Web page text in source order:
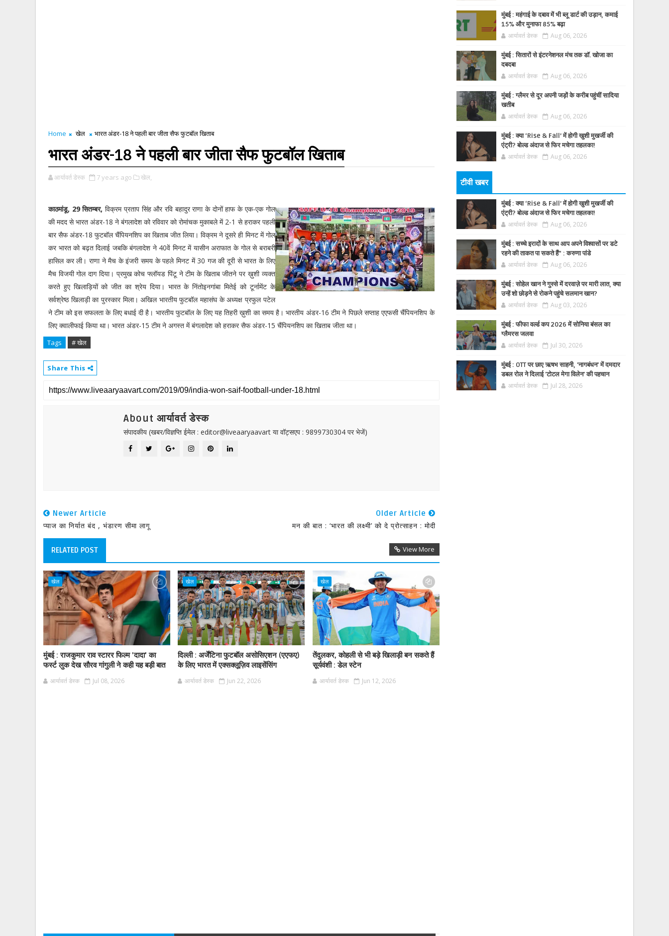
Home खेल भारत अंडर-18 ने पहली बार जीता सैफ फुटबॉल खिताब
भारत अंडर-18 ने पहली बार जीता सैफ फुटबॉल खिताब
आर्यावर्त डेस्क 7 years ago खेल,
काठमांडू, 29 सितम्बर,विक्रम प्रताप सिंह और रवि बहादुर राणा के दोनों हाफ के एक-एक गोल
की मदद से भारत अंडर-18 ने बंगलादेश को रविवार को रोमांचक मुकाबले में 2-1 से हराकर पहली
बार सैफ अंडर-18 फुटबॉल चैंपियनशिप का खिताब जीत लिया। विक्रम ने दूसरे ही मिनट में गोल
कर भारत को बढ़त दिलाई जबकि बंगलादेश ने 40वें मिनट में यासीन अराफात के गोल से बराबरी
हासिल कर ली। राणा ने मैच के इंजरी समय के पहले मिनट में 30 गज की दूरी से भारत के लिए
मैच विजयी गोल दाग दिया। प्रमुख कोच फ्लॉयड पिंटू ने टीम के खिताब जीतने पर ख़ुशी व्यक्त
करते हुए खिलाड़ियों को जीत का श्रेय दिया। भारत के निंतोइनगांबा मितेई को टूर्नामेंट के
सर्वश्रेष्ठ खिलाड़ी का पुरस्कार मिला। अखिल भारतीय फुटबॉल महासंघ के अध्यक्ष प्रफुल पटेल
ने टीम को इस सफलता के लिए बधाई दी है। भारतीय फुटबॉल के लिए यह तिहरी ख़ुशी का समय है। भारतीय अंडर-16 टीम ने पिछले सप्ताह एएफसी चैंपियनशिप के
लिए क्वालीफाई किया था। भारत अंडर-15 टीम ने अगस्त में बंगलादेश को हराकर सैफ अंडर-15 चैंपियनशिप का खिताब जीता था।
Tags # खेल
Share This
About आर्यावर्त डेस्क
संपादकीय (खबर/विज्ञप्ति ईमेल : editor@liveaaryaavart या वॉट्सएप : 9899730304 पर भेजें)
Newer Article
प्याज का निर्यात बंद , भंडारण सीमा लागू
Older Article
मन की बात : ‘भारत की लक्ष्मी’ काे दे प्रोत्साहन : मोदी
RELATED POST View More
खेल
मुंबई : राजकुमार राव स्टारर फिल्म 'दादा' का
फर्स्ट लुक देख सौरव गांगुली ने कही यह बड़ी बात
आर्यावर्त डेस्क Jul 08, 2026
खेल
दिल्ली : अर्जेंटिना फुटबॉल असोसिएशन (एएफए)
के लिए भारत में एक्सक्लूज़िव लाइसेंसिंग
आर्यावर्त डेस्क Jun 22, 2026
खेल
तेंदुलकर, कोहली से भी बड़े खिलाड़ी बन सकते हैं
सूर्यवंशी : डेल स्टेन
आर्यावर्त डेस्क Jun 12, 2026
मुंबई : महंगाई के दबाव में भी ब्लू डार्ट की उड़ान, कमाई
15% और मुनाफा 85% बढ़ा
आर्यावर्त डेस्क Aug 06, 2026
मुंबई : सितारों से इंटरनेशनल मंच तक डॉ. खोजा का
दबदबा
आर्यावर्त डेस्क Aug 06, 2026
मुंबई : ग्लैमर से दूर अपनी जड़ों के करीब पहुंचीं सादिया
खतीब
आर्यावर्त डेस्क Aug 06, 2026
मुंबई : क्या ‘Rise & Fall’ में होगी खुशी मुखर्जी की
एंट्री? बोल्ड अंदाज से फिर मचेगा तहलका!
आर्यावर्त डेस्क Aug 06, 2026
टीवी खबर
मुंबई : क्या ‘Rise & Fall’ में होगी खुशी मुखर्जी की
एंट्री? बोल्ड अंदाज से फिर मचेगा तहलका!
आर्यावर्त डेस्क Aug 06, 2026
मुंबई : सच्चे इरादों के साथ आप अपने विश्वासों पर डटे
रहने की ताकत पा सकते हैं” : करुणा पांडे
आर्यावर्त डेस्क Aug 06, 2026
मुंबई : सोहेल खान ने गुस्से में दरवाज़े पर मारी लात, क्या
उन्हें शो छोड़ने से रोकने पहुंचे सलमान खान?
आर्यावर्त डेस्क Aug 03, 2026
मुंबई : फीफा वर्ल्ड कप 2026 में सोनिया बंसल का
ग्लैमरस जलवा
आर्यावर्त डेस्क Jul 30, 2026
मुंबई : OTT पर छाए ऋषभ साहनी, 'नागबंधन' में दमदार
डबल रोल ने दिलाई 'टोटल मेगा विलेन' की पहचान
आर्यावर्त डेस्क Jul 28, 2026